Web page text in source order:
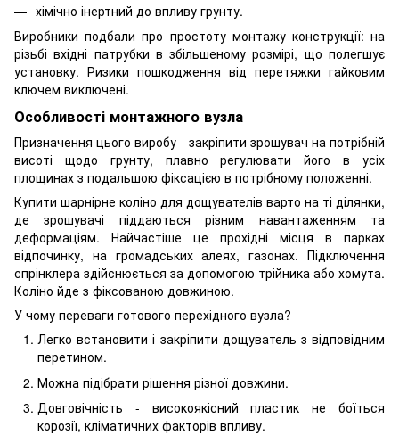
хімічно інертний до впливу грунту.
Виробники подбали про простоту монтажу конструкції: на
різьбі вхідні патрубки в збільшеному розмірі, що полегшує
установку. Ризики пошкодження від перетяжки гайковим
ключем виключені.
Особливості монтажного вузла
Призначення цього виробу - закріпити зрошувач на потрібній
висоті щодо грунту, плавно регулювати його в усіх
площинах з подальшою фіксацією в потрібному положенні.
Купити шарнірне коліно для дощувателів варто на ті ділянки,
де зрошувачі піддаються різним навантаженням та
деформаціям. Найчастіше це прохідні місця в парках
відпочинку, на громадських алеях, газонах. Підключення
спрінклера здійснюється за допомогою трійника або хомута.
Коліно йде з фіксованою довжиною.
У чому переваги готового перехідного вузла?
Легко встановити і закріпити дощуватель з відповідним
перетином.
Можна підібрати рішення різної довжини.
Довговічність - високоякісний пластик не боїться
корозії, кліматичних факторів впливу.